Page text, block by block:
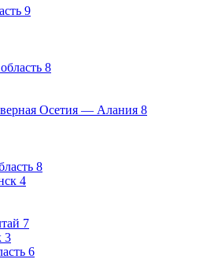
9
8
Осетия — Алания 8
8
4
7
3
6